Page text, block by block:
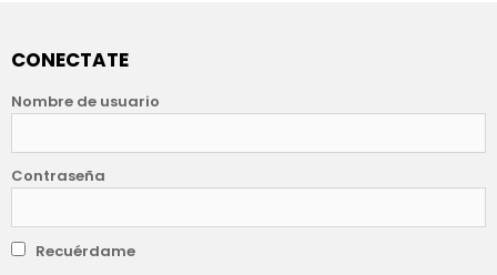
CONECTATE
Nombre de usuario
Contraseña
Recuérdame